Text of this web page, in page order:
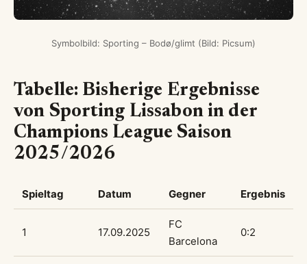
Symbolbild: Sporting – Bodø/glimt (Bild: Picsum)
Tabelle: Bisherige Ergebnisse
von Sporting Lissabon in der
Champions League Saison
2025/2026
Spieltag Datum Gegner Ergebnis
1 17.09.2025
FC
Barcelona
0:2